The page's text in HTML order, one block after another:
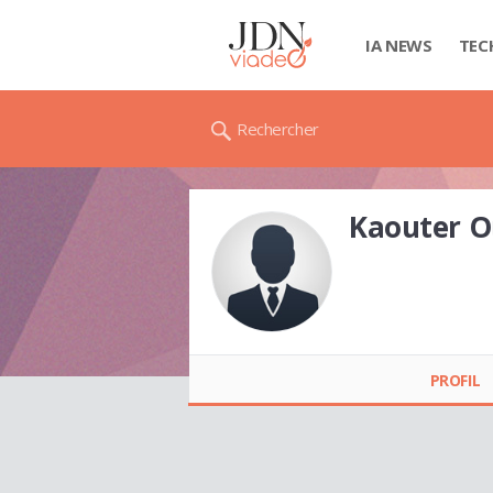
IA NEWS
Rechercher
Kaouter
PROFIL